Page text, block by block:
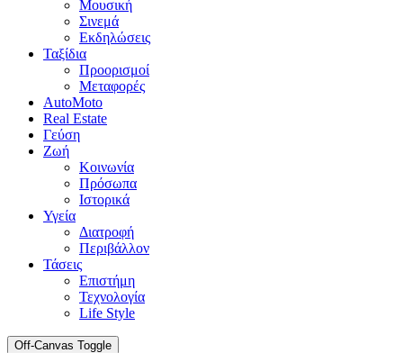
Μουσική
Σινεμά
Εκδηλώσεις
Ταξίδια
Προορισμοί
Μεταφορές
AutoMoto
Real Estate
Γεύση
Ζωή
Κοινωνία
Πρόσωπα
Ιστορικά
Υγεία
Διατροφή
Περιβάλλον
Τάσεις
Επιστήμη
Τεχνολογία
Life Style
Off-Canvas Toggle